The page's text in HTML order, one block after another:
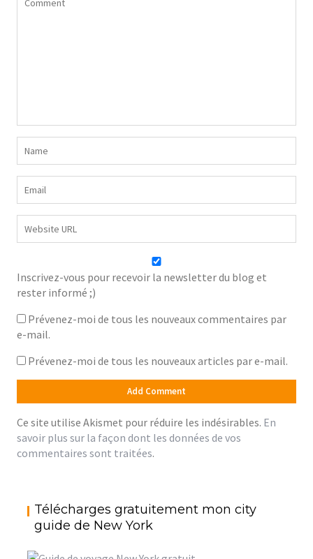
Inscrivez-vous pour recevoir la newsletter du blog et
rester informé ;)
Prévenez-moi de tous les nouveaux commentaires par
e-mail.
Prévenez-moi de tous les nouveaux articles par e-mail.
Ce site utilise Akismet pour réduire les indésirables. En
savoir plus sur la façon dont les données de vos
commentaires sont traitées.
Télécharges gratuitement mon city
guide de New York